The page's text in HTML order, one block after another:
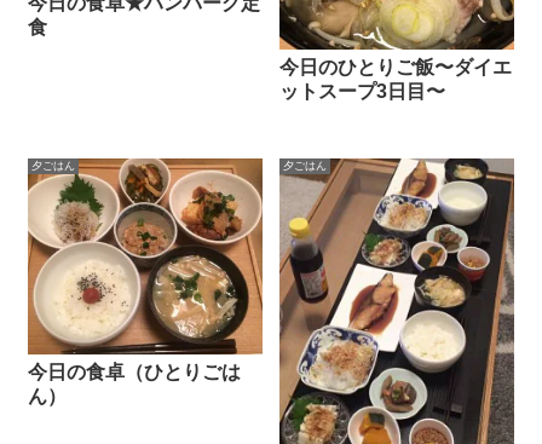
食
今日のひとりご飯〜ダイエ
ットスープ3日目〜
夕ごはん
今日の食卓（ひとりごは
ん）
夕ごはん